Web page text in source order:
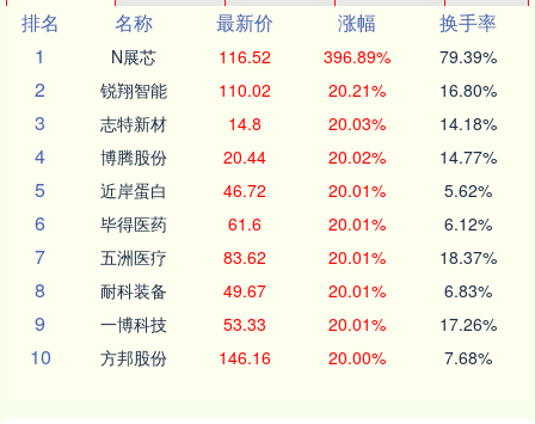
排名
名称 最新价 涨幅
换手率
1
N展芯 116.52 396.89% 79.39%
2 锐翔智能 110.02 20.21% 16.80%
3 志特新材 14.8 20.03% 14.18%
4 博腾股份 20.44 20.02% 14.77%
5 近岸蛋白 46.72 20.01% 5.62%
6 毕得医药 61.6 20.01% 6.12%
7 五洲医疗 83.62 20.01% 18.37%
8 耐科装备 49.67 20.01% 6.83%
9 一博科技 53.33 20.01% 17.26%
10 方邦股份 146.16 20.00% 7.68%